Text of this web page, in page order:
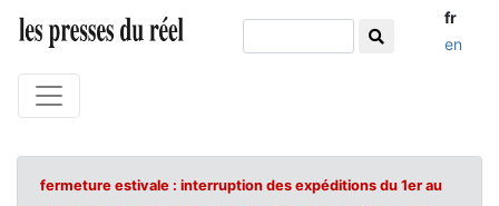
fr
en
fermeture estivale : interruption des expéditions du 1er au